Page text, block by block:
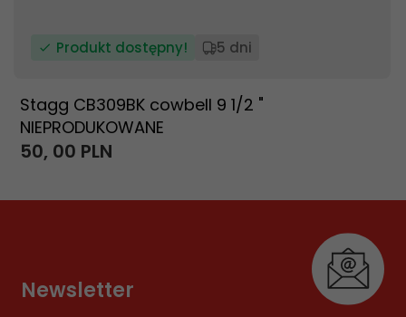
Produkt dostępny! 5 dni
Stagg CB309BK cowbell 9 1/2 "
NIEPRODUKOWANE
50, 00 PLN
Newsletter